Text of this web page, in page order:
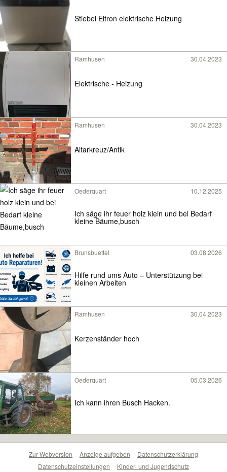
Stiebel Eltron elektrische Heizung
Ramhusen 30.04.2023
Elektrische - Heizung
Ramhusen 30.04.2023
Altarkreuz/Antik
Oederquart 10.12.2025
Ich säge ihr feuer holz klein und bei Bedarf
kleine Bäume,busch
Brunsbuettel 03.08.2026
Hilfe rund ums Auto – Unterstützung bei
kleinen Arbeiten
Ramhusen 30.04.2023
Kerzenständer hoch
Oederquart 05.03.2026
Ich kann ihren Busch Hacken.
Zur Webversion Anzeige aufgeben
Datenschutzerklärung
Datenschutzeinstellungen
Kinder- und Jugendschutz